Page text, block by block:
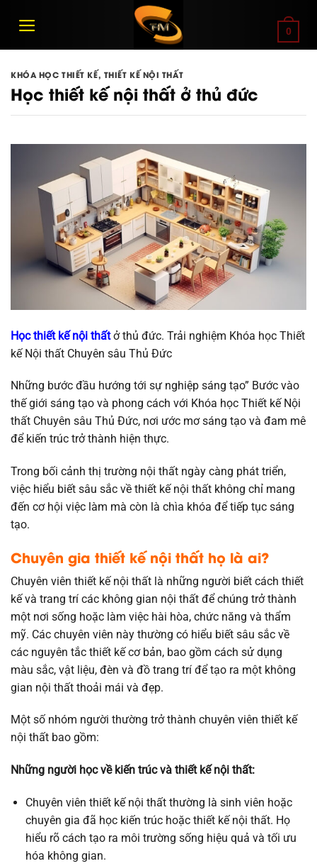
0
KHÓA HỌC THIẾT KẾ, THIẾT KẾ NỘI THẤT
Học thiết kế nội thất ở thủ đức
Học thiết kế nội thấtở thủ đức. Trải nghiệm Khóa học Thiết
kế Nội thất Chuyên sâu Thủ Đức
Những bước đầu hướng tới sự nghiệp sáng tạo” Bước vào
thế giới sáng tạo và phong cách với Khóa học Thiết kế Nội
thất Chuyên sâu Thủ Đức, nơi ước mơ sáng tạo và đam mê
để kiến trúc trở thành hiện thực.
Trong bối cảnh thị trường nội thất ngày càng phát triển,
việc hiểu biết sâu sắc về thiết kế nội thất không chỉ mang
đến cơ hội việc làm mà còn là chìa khóa để tiếp tục sáng
tạo.
Chuyên gia thiết kế nội thất họ là ai?
Chuyên viên thiết kế nội thất là những người biết cách thiết
kế và trang trí các không gian nội thất để chúng trở thành
một nơi sống hoặc làm việc hài hòa, chức năng và thẩm
mỹ. Các chuyên viên này thường có hiểu biết sâu sắc về
các nguyên tắc thiết kế cơ bản, bao gồm cách sử dụng
màu sắc, vật liệu, đèn và đồ trang trí để tạo ra một không
gian nội thất thoải mái và đẹp.
Một số nhóm người thường trở thành chuyên viên thiết kế
nội thất bao gồm:
Những người học về kiến trúc và thiết kế nội thất:
Chuyên viên thiết kế nội thất thường là sinh viên hoặc
chuyên gia đã học kiến trúc hoặc thiết kế nội thất. Họ
hiểu rõ cách tạo ra môi trường sống hiệu quả và tối ưu
hóa không gian.